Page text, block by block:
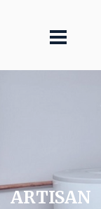
ARTISAN